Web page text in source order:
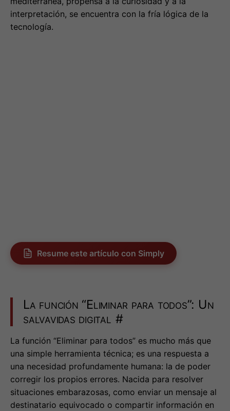
interpretación, se encuentra con la fría lógica de la
tecnología.
Resume este artículo con Simply
La función “Eliminar para todos”: Un
salvavidas digital #
La función “Eliminar para todos” es mucho más que
una simple herramienta técnica; es una respuesta a
una necesidad profundamente humana: la de poder
corregir los propios errores. Nacida para resolver
situaciones embarazosas, como enviar un mensaje al
destinatario equivocado o compartir información en